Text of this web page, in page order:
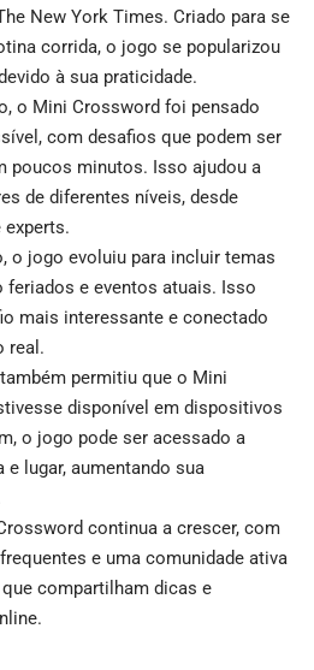
New York Times. Criado para se
corrida, o jogo se popularizou
à sua praticidade.
o Mini Crossword foi pensado
com desafios que podem ser
poucos minutos. Isso ajudou a
de diferentes níveis, desde
o jogo evoluiu para incluir temas
feriados e eventos atuais. Isso
mais interessante e conectado
real.
permitiu que o Mini
disponível em dispositivos
o jogo pode ser acessado a
e lugar, aumentando sua
continua a crescer, com
e uma comunidade ativa
compartilham dicas e